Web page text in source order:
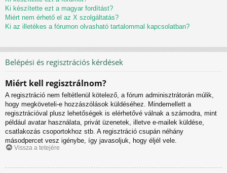
Ki készítette ezt a magyar fordítást?
Miért nem érhető el az X szolgáltatás?
Ki az illetékes a fórumon olvasható tartalommal kapcsolatban?
Belépési és regisztrációs kérdések
Miért kell regisztrálnom?
A regisztráció nem feltétlenül kötelező, a fórum adminisztrátorán múlik,
hogy megköveteli-e hozzászólások küldéséhez. Mindemellett a
regisztrációval plusz lehetőségek is elérhetővé válnak a számodra, mint
például avatar használata, privát üzenetek, illetve e-mailek küldése,
csatlakozás csoportokhoz stb. A regisztráció csupán néhány
másodpercet vesz igénybe, így javasoljuk, hogy éljél vele.
Vissza a tetejére